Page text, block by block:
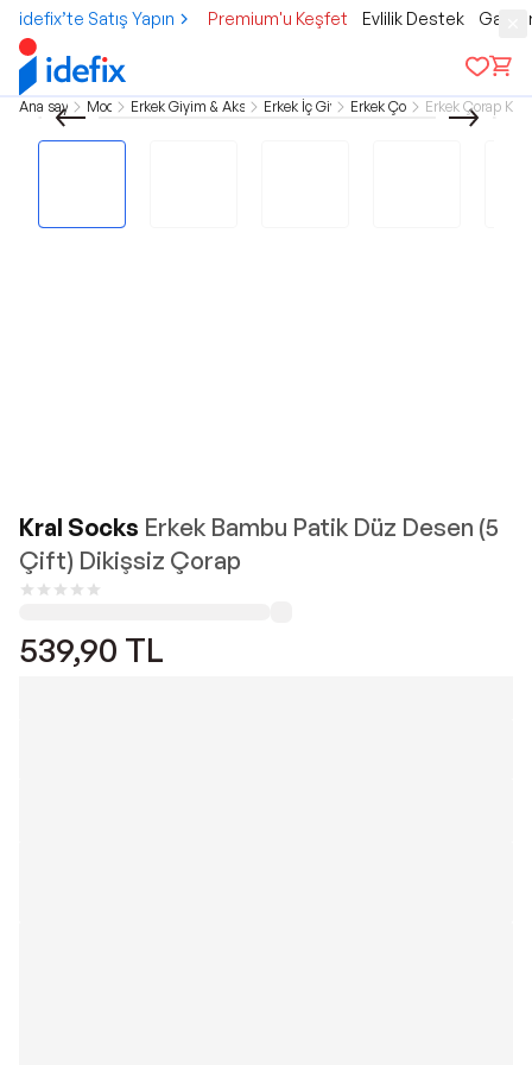
idefix’te Satış Yapın Premium'u Keşfet Evlilik Destek
Ana sayfa Moda Erkek Giyim & AksesuarErkek İç GiyimErkek Çorap Erkek Çorap
Kral Socks Erkek Bambu Patik Düz Desen (5
Çift) Dikişsiz Çorap
539,90 TL